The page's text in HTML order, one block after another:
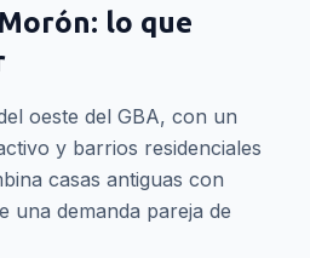
Morón: lo que
oeste del GBA, con un
y barrios residenciales
casas antiguas con
una demanda pareja de